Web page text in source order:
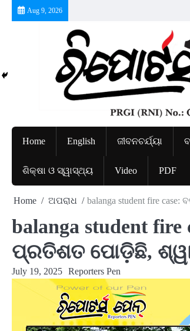
Aug 9, 2026
Home English ଜୀବନଚର୍ଯ୍ୟା
ଶିକ୍ଷା ଓ ସ୍ୱାସ୍ଥ୍ୟ Video PDF
Home ଅପରାଧ balanga student fire
balanga student
ପ୍ରତିଶତ ପୋଡ଼ିଛି,
July 19, 2025 Reporters Pen